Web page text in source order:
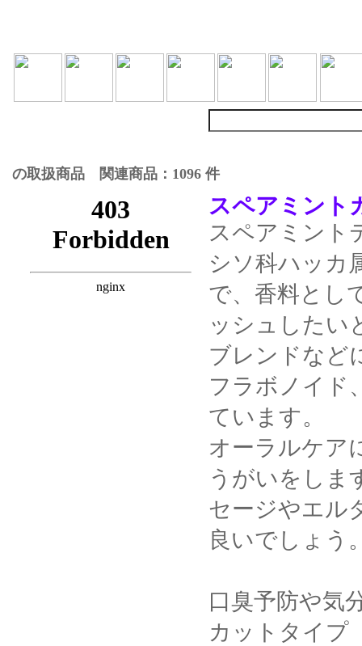
の取扱商品 関連商品：1096 件
スペアミン
スペアミント
シソ科ハッカ
で、香料とし
ッシュしたい
ブレンドなど
フラボノイド
ています。
オーラルケア
うがいをしま
セージやエル
良いでしょう
口臭予防や気
カットタイプ